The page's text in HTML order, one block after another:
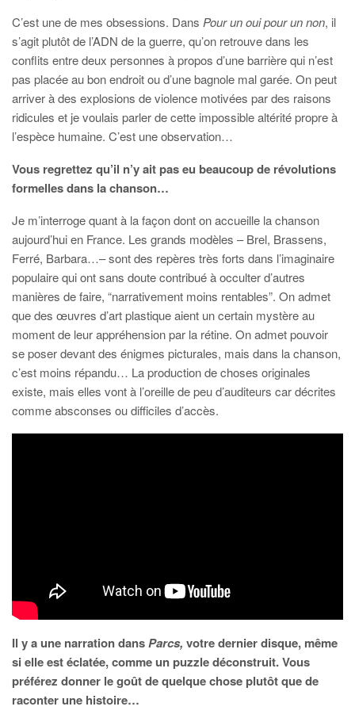
C’est une de mes obsessions. Dans Pour un oui pour un non, il
s’agit plutôt de l’ADN de la guerre, qu’on retrouve dans les
conflits entre deux personnes à propos d’une barrière qui n’est
pas placée au bon endroit ou d’une bagnole mal garée. On peut
arriver à des explosions de violence motivées par des raisons
ridicules et je voulais parler de cette impossible altérité propre à
l’espèce humaine. C’est une observation…
Vous regrettez qu’il n’y ait pas eu beaucoup de révolutions
formelles dans la chanson…
Je m’interroge quant à la façon dont on accueille la chanson
aujourd’hui en France. Les grands modèles – Brel, Brassens,
Ferré, Barbara…– sont des repères très forts dans l’imaginaire
populaire qui ont sans doute contribué à occulter d’autres
manières de faire, “narrativement moins rentables”. On admet
que des œuvres d’art plastique aient un certain mystère au
moment de leur appréhension par la rétine. On admet pouvoir
se poser devant des énigmes picturales, mais dans la chanson,
c’est moins répandu… La production de choses originales
existe, mais elles vont à l’oreille de peu d’auditeurs car décrites
comme absconses ou difficiles d’accès.
Il y a une narration dansParcs, votre dernier disque, même
si elle est éclatée, comme un puzzle déconstruit. Vous
préférez donner le goût de quelque chose plutôt que de
raconter une histoire…